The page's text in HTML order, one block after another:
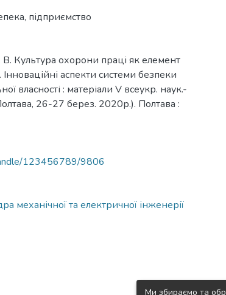
підприємство
Культура охорони праці як елемент
аспекти системи безпеки
власності : матеріали V всеукр. наук.-
26-27 берез. 2020р.). Полтава :
123456789/9806
механічної та електричної інженерії
Ми збираємо та